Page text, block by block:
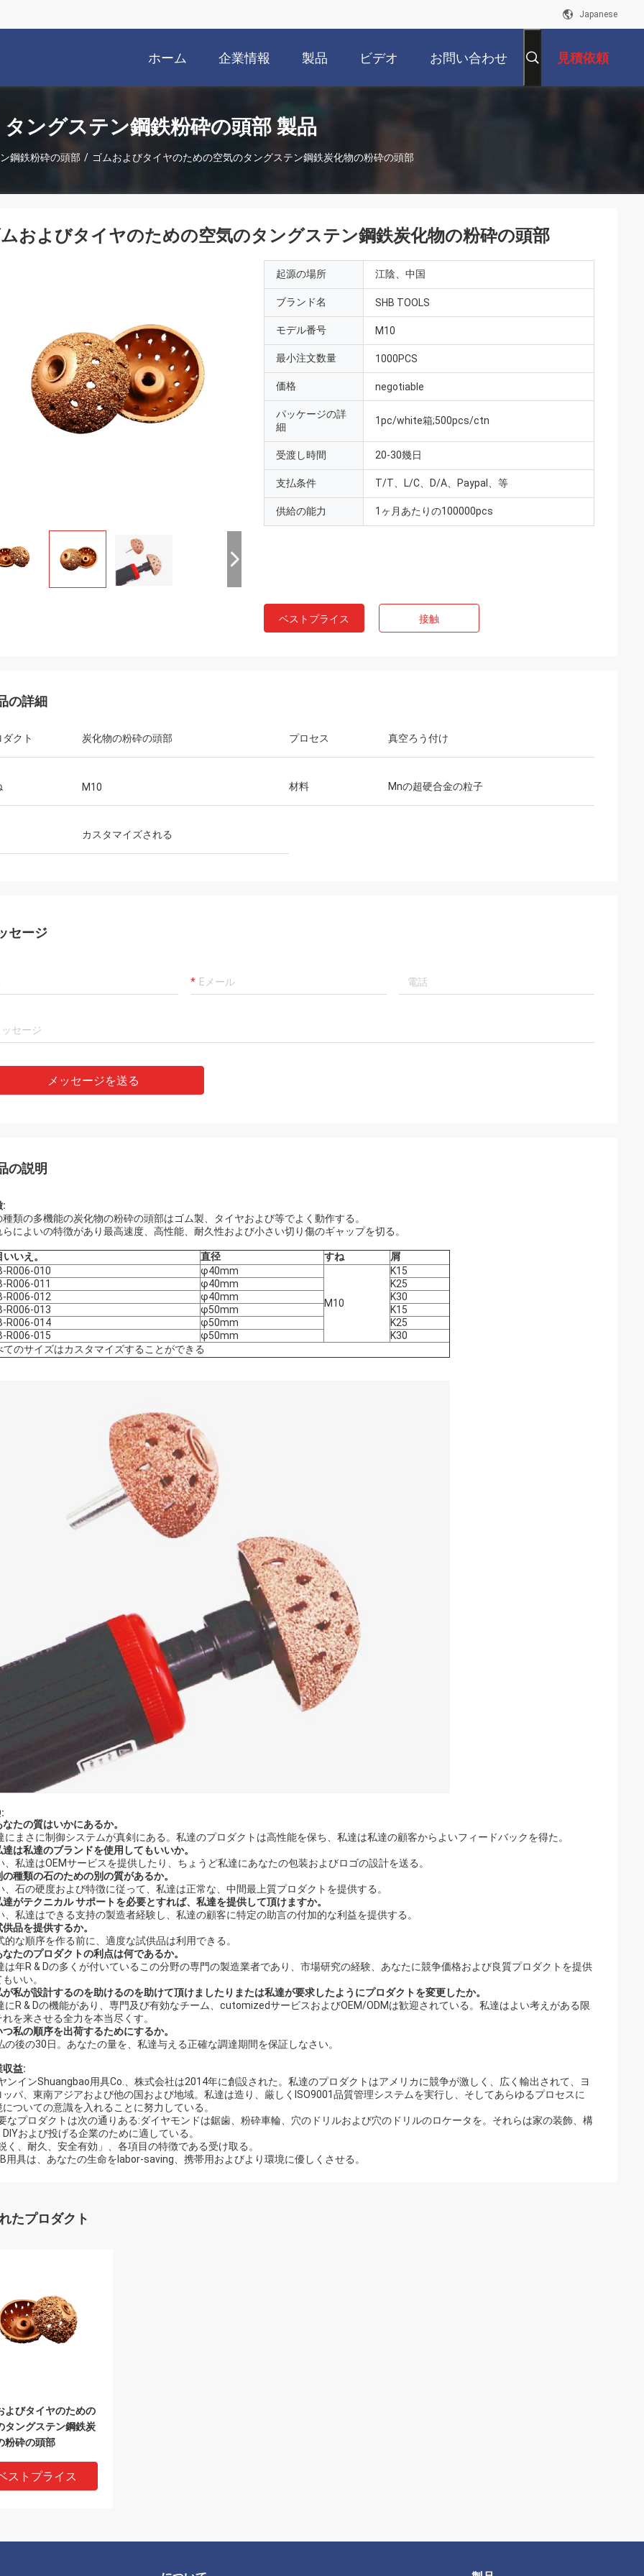
Japanese
ホーム 企業情報 製品 ビデオ お問い合わせ 見積依頼
タングステン鋼鉄粉砕の頭部 製品
鋼鉄粉砕の頭部 / ゴムおよびタイヤのための空気のタングステン鋼鉄炭化物の粉砕の頭部
およびタイヤのための空気のタングステン鋼鉄炭化物の粉砕の頭部
起源の場所 江陰、中国
ブランド名 SHB TOOLS
モデル番号 M10
最小注文数量 1000PCS
価格 negotiable
パッケージの詳
細
1pc/white箱;500pcs/ctn
受渡し時間 20-30幾日
支払条件 T/T、L/C、D/A、Paypal、等
供給の能力 1ヶ月あたりの100000pcs
ベストプライス 接触
の詳細
ダクト 炭化物の粉砕の頭部 プロセス 真空ろう付け
M10 材料 Mnの超硬合金の粒子
カスタマイズされる
セージ
メッセージを送る
の説明
:
種類の多機能の炭化物の粉砕の頭部はゴム製、タイヤおよび等でよく動作する。
らによいの特徴があり最高速度、高性能、耐久性および小さい切り傷のギャップを切る。
いえ。 直径 すね
屑
R006-010
φ40mm
M10
K15
R006-011
φ40mm
K25
R006-012
φ40mm
K30
R006-013
φ50mm
K15
R006-014
φ50mm
K25
R006-015
φ50mm
K30
てのサイズはカスタマイズすることができる
なたの質はいかにあるか。
にまさに制御システムが真剣にある。私達のプロダクトは高性能を保ち、私達は私達の顧客からよいフィードバックを得た。
達は私達のブランドを使用してもいいか。
、私達はOEMサービスを提供したり、ちょうど私達にあなたの包装およびロゴの設計を送る。
の種類の石のための別の質があるか。
、石の硬度および特徴に従って、私達は正常な、中間最上質プロダクトを提供する。
達がテクニカル サポートを必要とすれば、私達を提供して頂けますか。
、私達はできる支持の製造者経験し、私達の顧客に特定の助言の付加的な利益を提供する。
供品を提供するか。
的な順序を作る前に、適度な試供品は利用できる。
なたのプロダクトの利点は何であるか。
は年R & Dの多くが付いているこの分野の専門の製造業者であり、市場研究の経験、あなたに競争価格および良質プロダクトを提供
もいい。
が私が設計するのを助けるのを助けて頂けましたりまたは私達が要求したようにプロダクトを変更したか。
にR & Dの機能があり、専門及び有効なチーム、cutomizedサービスおよびOEM/ODMは歓迎されている。私達はよい考えがある限
れを来させる全力を本当尽くす。
つ私の順序を出荷するためにするか。
の後の30日。あなたの量を、私達与える正確な調達期間を保証しなさい。
収益:
ンインShuangbao用具Co.、株式会社は2014年に創設された。私達のプロダクトはアメリカに競争が激しく、広く輸出されて、ヨ
ッパ、東南アジアおよび他の国および地域。私達は造り、厳しくISO9001品質管理システムを実行し、そしてあらゆるプロセスに
についての意識を入れることに努力している。
なプロダクトは次の通りある:ダイヤモンドは鋸歯、粉砕車輪、穴のドリルおよび穴のドリルのロケータを。それらは家の装飾、構
DIYおよび投げる企業のために適している。
く、耐久、安全有効」、各項目の特徴である受け取る。
用具は、あなたの生命をlabor-saving、携帯用およびより環境に優しくさせる。
たプロダクト
よびタイヤのための
タングステン鋼鉄炭
粉砕の頭部
ストプライス